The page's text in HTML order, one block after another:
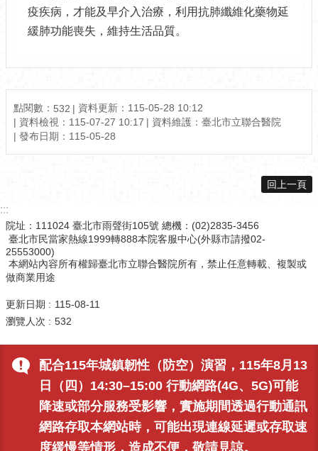
配合115年城鎮韌性（防空）演習，115年8月13
日（四）14:30–15:00 行動網路(4G、5G)可能
降速或部分服務受影響，實施期間透過行動通訊
網路存取本網站時，可能出現連線延遲或存取速
度緩慢等情形，造成不便，敬請見諒。
疫疾病，才能及早介入治療，利用抗肺纖維化藥物延
緩肺功能喪失，維持生活品質。
點閱數： 532
資料更新：115-05-28 10:12
資料檢視：115-07-27 10:17
資料維護：臺北市立聯合醫院
發布日期：115-05-28
回上一頁
:::
院址：111024 臺北市雨聲街105號 總機：(02)2835-3456
臺北市民當家熱線1999轉888本院客服中心(外縣市請撥02-
25553000)
本網站內容所有權歸臺北市立聯合醫院所有，禁止任意轉載、複製或
做商業用途
更新日期
115-08-11
瀏覽人次
532